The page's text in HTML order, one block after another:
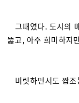
그때였다. 도시의
뚫고, 아주 희미하지
비릿하면서도 짭